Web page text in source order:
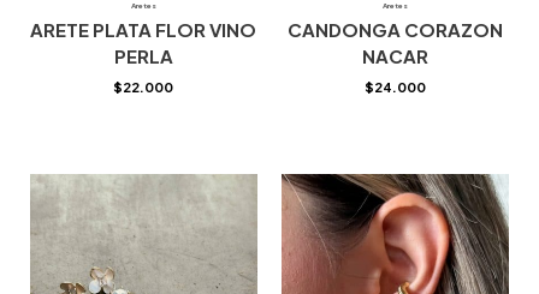
Aretes
ARETE PLATA FLOR VINO
PERLA
$22.000
Aretes
CANDONGA CORAZON
NACAR
$24.000